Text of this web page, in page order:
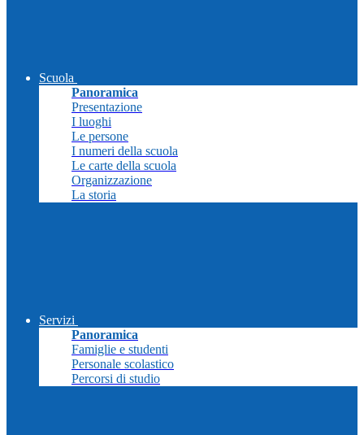
Scuola
Panoramica
Presentazione
I luoghi
Le persone
I numeri della scuola
Le carte della scuola
Organizzazione
La storia
Servizi
Panoramica
Famiglie e studenti
Personale scolastico
Percorsi di studio